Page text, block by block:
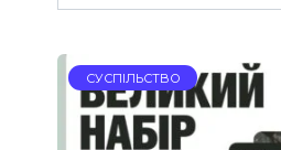
СУСПІЛЬСТВО